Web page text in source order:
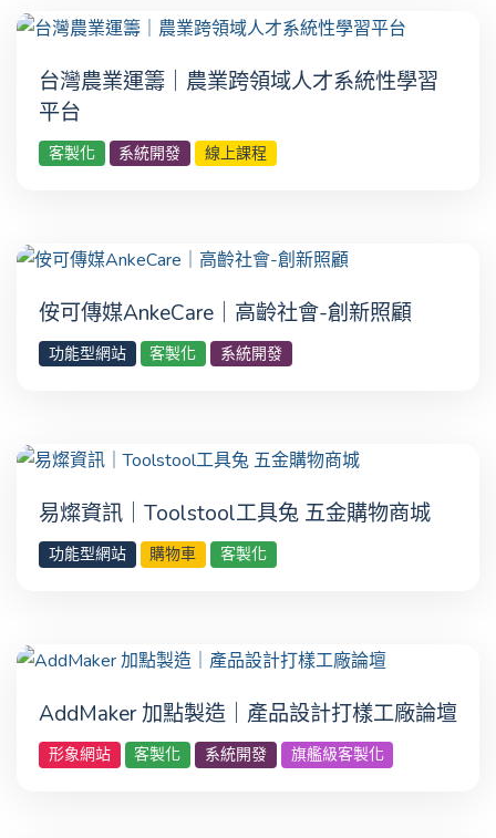
台灣農業運籌｜農業跨領域人才系統性學習
平台
客製化 系統開發 線上課程
侒可傳媒AnkeCare｜高齡社會-創新照顧
功能型網站 客製化 系統開發
易燦資訊｜Toolstool工具兔 五金購物商城
功能型網站 購物車 客製化
AddMaker 加點製造｜產品設計打樣工廠論壇
形象網站 客製化 系統開發 旗艦級客製化